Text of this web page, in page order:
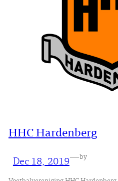
HHC Hardenberg
Dec 18, 2019—by